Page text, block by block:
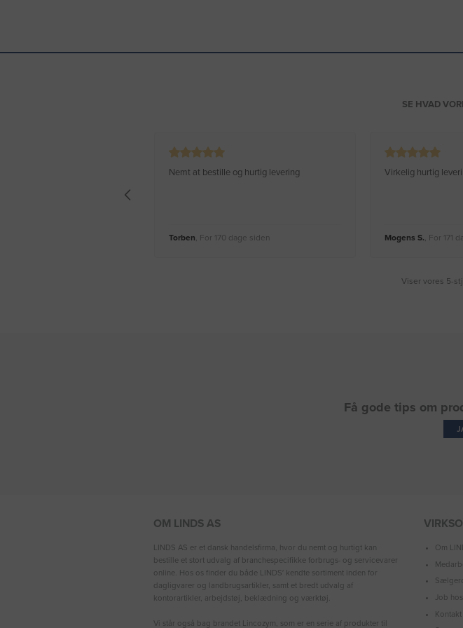
SE HVAD
Nemt at bestille og hurtig levering
Torben, For 170 dage siden
Virkelig hurtig
Mogens S., For 171
Viser vores 5-
Få gode tips om
OM LINDS AS
LINDS AS er et dansk handelsfirma, hvor du nemt og hurtigt kan
bestille et stort udvalg af branchespecifikke forbrugs- og servicevarer
online. Hos os finder du både LINDS′ kendte sortiment inden for
dagligvarer og landbrugsartikler, samt et bredt udvalg af
kontorartikler, arbejdstøj, beklædning og værktøj.
Vi står også bag brandet Lincozym, som er en serie af produkter til
Om
Job
Kontakt